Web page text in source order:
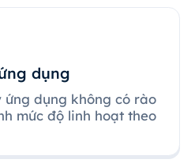
dụng
dụng không có rào
mức độ linh hoạt theo